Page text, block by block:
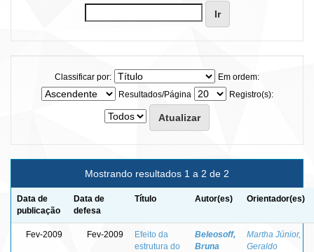
Classificar por:
Em ordem:
Resultados/Página
Registro(s):
Mostrando resultados 1 a 2 de 2
Data de
publicação
Data de
defesa
Título Autor(es) Orientador(es)
Fev-2009 Fev-2009
Efeito da
estrutura do
Beleosoff,
Bruna
Martha Júnior,
Geraldo